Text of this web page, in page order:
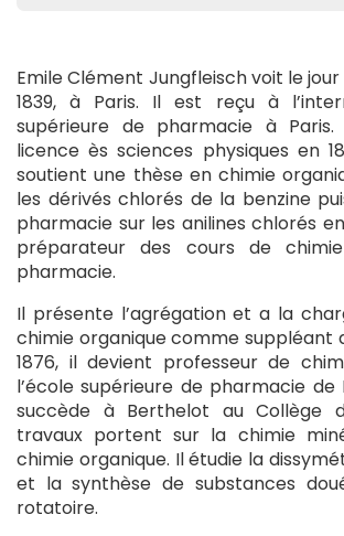
Emile Clément Jungfleisch voit le
1839, à Paris. Il est reçu à
supérieure de pharmacie à
licence ès sciences physiques en
soutient une thèse en chimie
les dérivés chlorés de la benzine
pharmacie sur les anilines chlorés
préparateur des cours de
pharmacie.
Il présente l’agrégation et a la
chimie organique comme suppléant
1876, il devient professeur de
l’école supérieure de pharmacie de
succède à Berthelot au Collège
travaux portent sur la chimie
chimie organique. Il étudie la
et la synthèse de substances
rotatoire.